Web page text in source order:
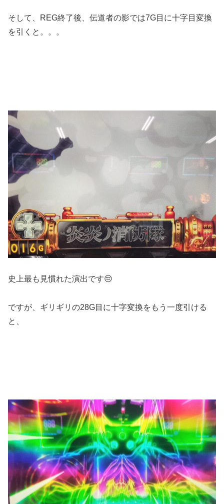
そして、REG終了後、伝道者の影では7G目に十字目変換
を引くと。。。
史上最も見慣れた演出です😔
ですが、ギリギリの28G目に十字変換をもう一度引ける
と、